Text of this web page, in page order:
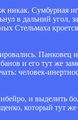
Сумбурная
в дальний угол,
Стельмаха
и его тут же
человек-
и выделить
который тут